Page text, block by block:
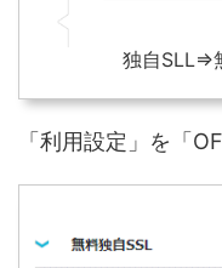
独自SLL⇒
「利用設定」を「